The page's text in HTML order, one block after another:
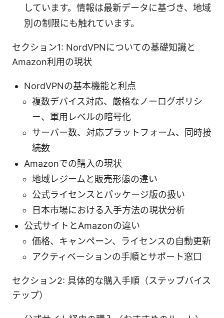
しています。情報は最新データに基づき、地域
別の制限にも触れています。
セクション1: NordVPNについての基礎知識と
Amazon利用の現状
NordVPNの基本機能と利点
複数デバイス対応、厳格なノーログポリシ
ー、軍用レベルの暗号化
サーバー数、対応プラットフォーム、同時接
続数
Amazonでの購入の現状
地域レジームと販売形態の違い
公式ライセンスとパッケージ版の扱い
日本市場における入手方法の現状分析
公式サイトとAmazonの違い
価格、キャンペーン、ライセンスの自動更新
アクティベーションの手順とサポート窓口
セクション2: 具体的な購入手順（ステップバイス
テップ）